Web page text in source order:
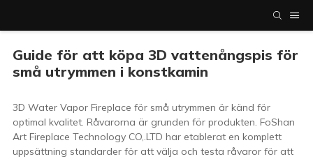
Guide för att köpa 3D vattenångspis för
små utrymmen i konstkamin
3D Water Vapor Fireplace för små utrymmen är känd för
optimal kvalitet. Råvarorna är grunden för produkten. FoShan
Art Fireplace Technology CO,.LTD har etablerat en komplett
uppsättning standarder för att välja och testa råvaror för att